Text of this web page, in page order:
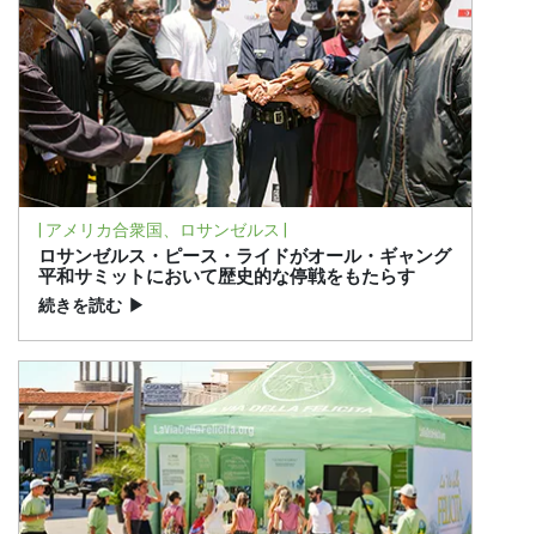
| アメリカ合衆国、ロサンゼルス |
ロサンゼルス・ピース・ライドがオール・ギャング
平和サミットにおいて歴史的な停戦をもたらす
続きを読む ▶